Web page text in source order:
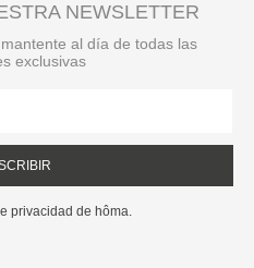
NEWSLETTER
al día de todas las
exclusivas
privacidad de hôma.